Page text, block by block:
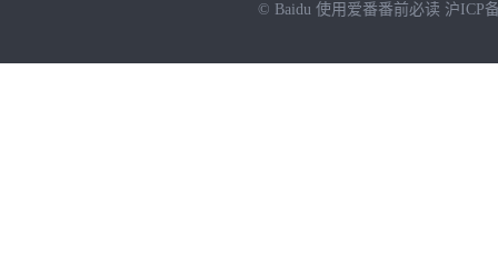
© Baidu 使用爱番番前必读 沪ICP